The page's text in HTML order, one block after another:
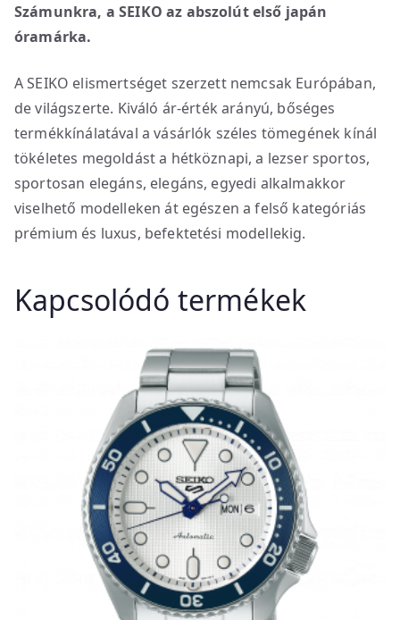
Számunkra, a SEIKO az abszolút első japán
óramárka.
A SEIKO elismertséget szerzett nemcsak Európában,
de világszerte. Kiváló ár-érték arányú, bőséges
termékkínálatával a vásárlók széles tömegének kínál
tökéletes megoldást a hétköznapi, a lezser sportos,
sportosan elegáns, elegáns, egyedi alkalmakkor
viselhető modelleken át egészen a felső kategóriás
prémium és luxus, befektetési modellekig.
Kapcsolódó termékek